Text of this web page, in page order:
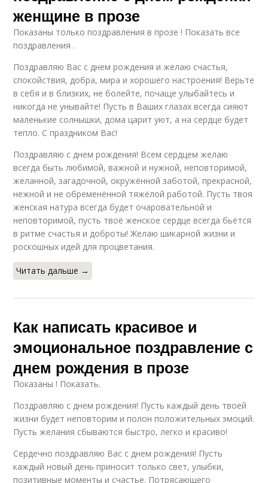
женщине в прозе
Показаны только поздравления в прозе ! Показать все
поздравления .
Поздравляю Вас с днем рождения и желаю счастья,
спокойствия, добра, мира и хорошего настроения! Верьте
в себя и в близких, не болейте, почаще улыбайтесь и
никогда не унывайте! Пусть в Ваших глазах всегда сияют
маленькие солнышки, дома царит уют, а на сердце будет
тепло. С праздником Вас!
Поздравляю с днем рождения! Всем сердцем желаю
всегда быть любимой, важной и нужной, неповторимой,
желанной, загадочной, окружённой заботой, прекрасной,
нежной и не обременённой тяжёлой работой. Пусть твоя
женская натура всегда будет очаровательной и
неповторимой, пусть твоё женское сердце всегда бьётся
в ритме счастья и доброты! Желаю шикарной жизни и
роскошных идей для процветания.
Читать дальше →
Как написать красивое и
эмоциональное поздравление с
днем рождения в прозе
Показаны ! Показать.
Поздравляю с днем рождения! Пусть каждый день твоей
жизни будет неповторим и полон положительных эмоций.
Пусть желания сбываются быстро, легко и красиво!
Сердечно поздравляю Вас с днем рождения! Пусть
каждый новый день приносит только свет, улыбки,
позитивные моменты и счастье. Потрясающего